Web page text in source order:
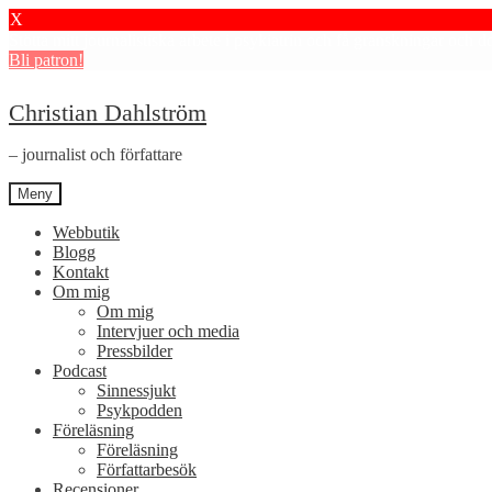
X
Bli patron!
Hoppa
till
navigering
Hoppa
till
innehåll
Christian Dahlström
– journalist och författare
Meny
Webbutik
Blogg
Kontakt
Om mig
Om mig
Intervjuer och media
Pressbilder
Podcast
Sinnessjukt
Psykpodden
Föreläsning
Föreläsning
Författarbesök